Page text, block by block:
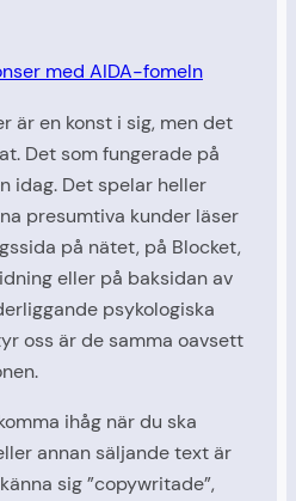
är en konst i sig, men det
Det som fungerade på
idag. Det spelar heller
presumtiva kunder läser
på nätet, på Blocket,
eller på baksidan av
psykologiska
oss är de samma oavsett
ihåg när du ska
annan säljande text är
sig ”copywritade”,